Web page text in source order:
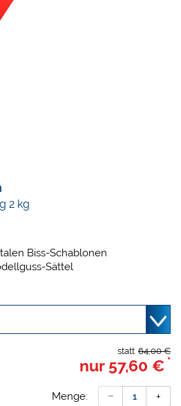
2 kg
Biss-Schablonen
Sättel
durch opake Farben
und drei Farben
64,00 €
statt
nur 57,60 € *
Menge: